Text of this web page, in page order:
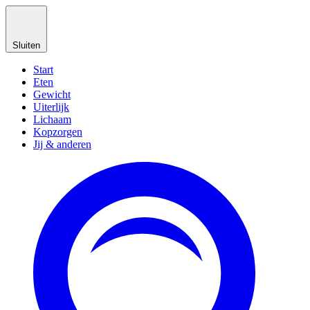
Sluiten
Start
Eten
Gewicht
Uiterlijk
Lichaam
Kopzorgen
Jij & anderen